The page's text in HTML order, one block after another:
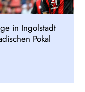
in Ingolstadt
Pokal